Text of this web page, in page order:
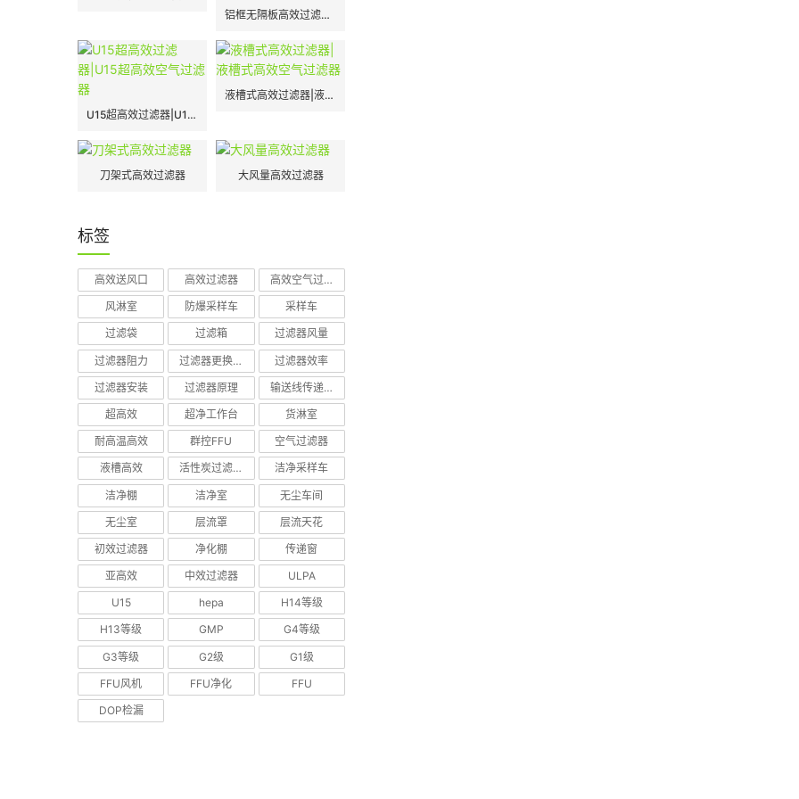
铝框无隔板高效过滤器|H13|H14
U15超高效过滤器|U15超高效空气过滤器
液槽式高效过滤器|液槽式高效空气过滤器
刀架式高效过滤器 大风量高效过滤器
标签
高效送风口 高效过滤器 高效空气过滤器
风淋室 防爆采样车 采样车
过滤袋 过滤箱 过滤器风量
过滤器阻力 过滤器更换周期 过滤器效率
过滤器安装 过滤器原理 输送线传递窗
超高效 超净工作台 货淋室
耐高温高效 群控FFU 空气过滤器
液槽高效 活性炭过滤器 洁净采样车
洁净棚 洁净室 无尘车间
无尘室 层流罩 层流天花
初效过滤器 净化棚 传递窗
亚高效 中效过滤器 ULPA
U15 hepa H14等级
H13等级 GMP G4等级
G3等级 G2级 G1级
FFU风机 FFU净化 FFU
DOP检漏